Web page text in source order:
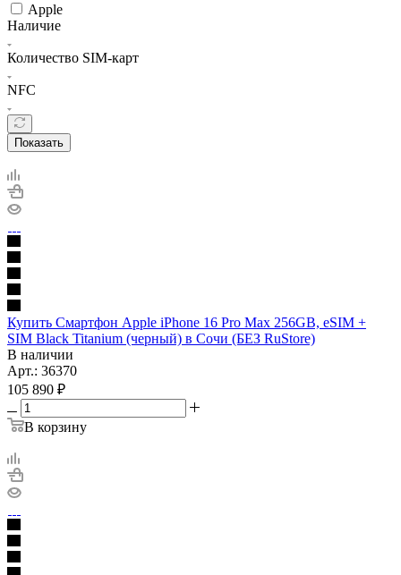
Apple
Наличие
Количество SIM-карт
NFC
Показать
Купить Смартфон Apple iPhone 16 Pro Max 256GB, eSIM +
SIM Black Titanium (черный) в Сочи (БЕЗ RuStore)
В наличии
Арт.: 36370
105 890 ₽
В корзину